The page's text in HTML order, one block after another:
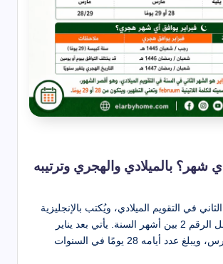
شهر؟ بالميلادي والهجري وترتيبه
في التقويم الميلادي، ويُكتب بالإنجليزية
February، ويحمل الرقم 2 بين أشهر السنة. يأتي بعد يناير
مباشرة وقبل مارس، ويبلغ عدد أيامه 28 يومًا في السنوات